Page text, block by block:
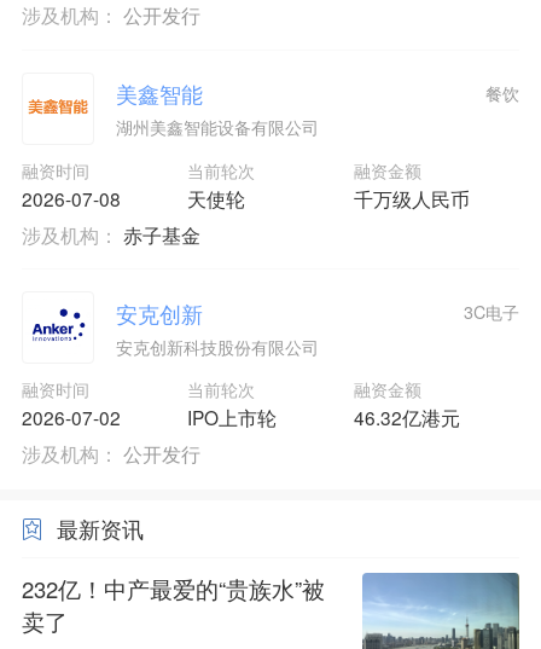
涉及机构： 公开发行
美鑫智能
湖州美鑫智能设备有限公司
融资时间
2026-07-08
当前轮次
天使轮
融资金额
千万级人民币
餐饮
涉及机构： 赤子基金
安克创新
安克创新科技股份有限公司
融资时间
2026-07-02
当前轮次
IPO上市轮
融资金额
46.32亿港元
3C电子
涉及机构： 公开发行
最新资讯
232亿！中产最爱的“贵族水”被
卖了